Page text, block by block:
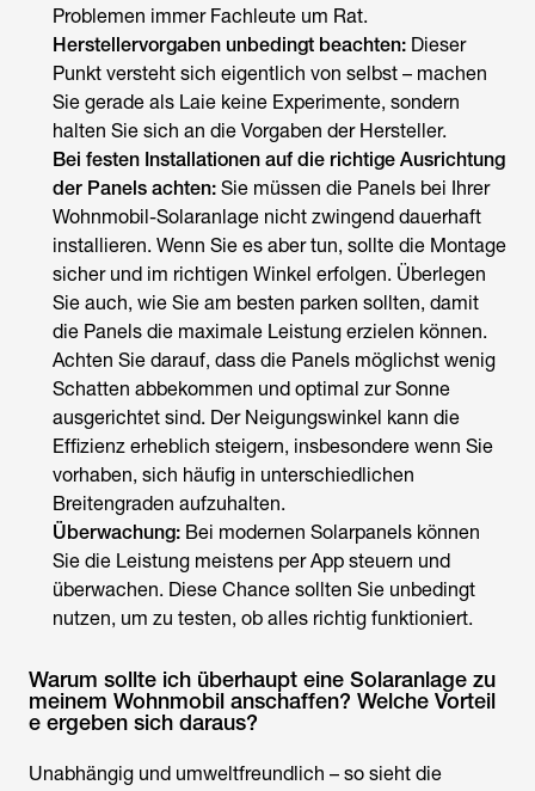
Problemen immer Fachleute um Rat.
Herstellervorgaben unbedingt beachten: Dieser
Punkt versteht sich eigentlich von selbst – machen
Sie gerade als Laie keine Experimente, sondern
halten Sie sich an die Vorgaben der Hersteller.
Bei festen Installationen auf die richtige Ausrichtung
der Panels achten: Sie müssen die Panels bei Ihrer
Wohnmobil-Solaranlage nicht zwingend dauerhaft
installieren. Wenn Sie es aber tun, sollte die Montage
sicher und im richtigen Winkel erfolgen. Überlegen
Sie auch, wie Sie am besten parken sollten, damit
die Panels die maximale Leistung erzielen können.
Achten Sie darauf, dass die Panels möglichst wenig
Schatten abbekommen und optimal zur Sonne
ausgerichtet sind. Der Neigungswinkel kann die
Effizienz erheblich steigern, insbesondere wenn Sie
vorhaben, sich häufig in unterschiedlichen
Breitengraden aufzuhalten.
Überwachung: Bei modernen Solarpanels können
Sie die Leistung meistens per App steuern und
überwachen. Diese Chance sollten Sie unbedingt
nutzen, um zu testen, ob alles richtig funktioniert.
Warum sollte ich überhaupt eine Solaranlage zu
meinem Wohnmobil anschaffen? Welche Vorteil
e ergeben sich daraus?
Unabhängig und umweltfreundlich – so sieht die